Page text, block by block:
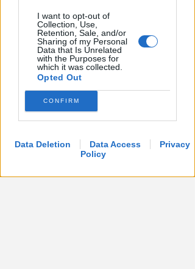
I want to opt-out of
Collection, Use,
Retention, Sale, and/or
Sharing of my Personal
Data that Is Unrelated
with the Purposes for
which it was collected.
Opted Out
CONFIRM
Data Deletion Data Access
Privacy
Policy
Ingresso gratuito per il test
match tra Vigor Senigallia e
Rimini
Icaro Sport